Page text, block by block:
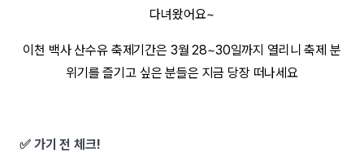
다녀왔어요~
이천 백사 산수유 축제기간은 3월 28~30일까지 열리니 축제 분
위기를 즐기고 싶은 분들은 지금 당장 떠나세요
✅ 가기 전 체크!